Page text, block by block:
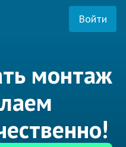
Войти
монтаж